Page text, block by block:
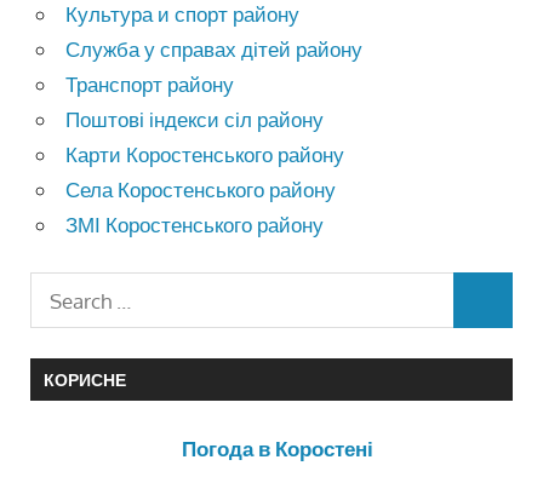
Культура и спорт району
Служба у справах дітей району
Транспорт району
Поштові індекси сіл району
Карти Коростенського району
Села Коростенського району
ЗМІ Коростенського району
КОРИСНЕ
Погода в Коростені